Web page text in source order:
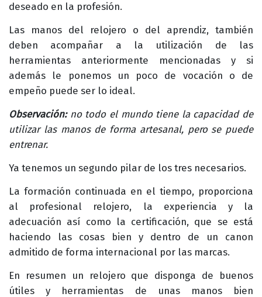
deseado en la profesión.
Las manos del relojero o del aprendiz, también
deben acompañar a la utilización de las
herramientas anteriormente mencionadas y si
además le ponemos un poco de vocación o de
empeño puede ser lo ideal.
Observación: no todo el mundo tiene la capacidad de
utilizar las manos de forma artesanal, pero se puede
entrenar.
Ya tenemos un segundo pilar de los tres necesarios.
La formación continuada en el tiempo, proporciona
al profesional relojero, la experiencia y la
adecuación así como la certificación, que se está
haciendo las cosas bien y dentro de un canon
admitido de forma internacional por las marcas.
En resumen un relojero que disponga de buenos
útiles y herramientas de unas manos bien